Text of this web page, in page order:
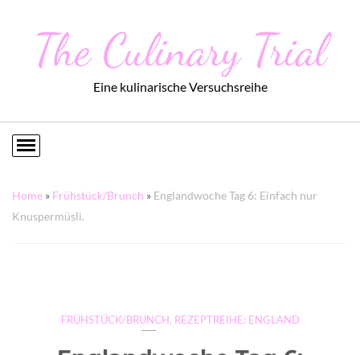
The Culinary Trial
Eine kulinarische Versuchsreihe
Home » Frühstück/Brunch » Englandwoche Tag 6: Einfach nur
Knuspermüsli.
FRÜHSTÜCK/BRUNCH, REZEPTREIHE: ENGLAND